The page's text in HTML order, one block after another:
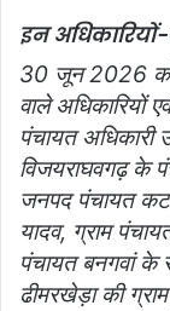
इन
30 जून 2026 को
वाले अधिकारियों
पंचायत अधिकारी
विजयराघवगढ़ के
जनपद पंचायत
यादव, ग्राम
पंचायत बनगवां के
ढीमरखेड़ा की